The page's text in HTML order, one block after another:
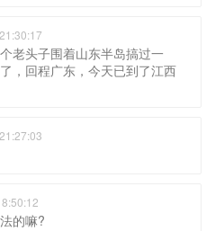
老头子围着山东半岛搞过一
，回程广东，今天已到了江西
的嘛?